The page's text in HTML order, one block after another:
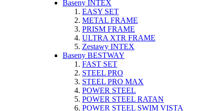
Baseny INTEX
EASY SET
METAL FRAME
PRISM FRAME
ULTRA XTR FRAME
Zestawy INTEX
Baseny BESTWAY
FAST SET
STEEL PRO
STEEL PRO MAX
POWER STEEL
POWER STEEL RATAN
POWER STEEL SWIM VISTA